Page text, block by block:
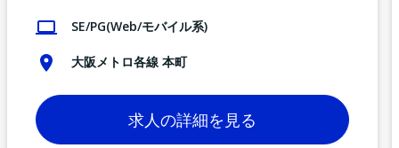
SE/PG(Web/モバイル系)
大阪メトロ各線 本町
求人の詳細を見る